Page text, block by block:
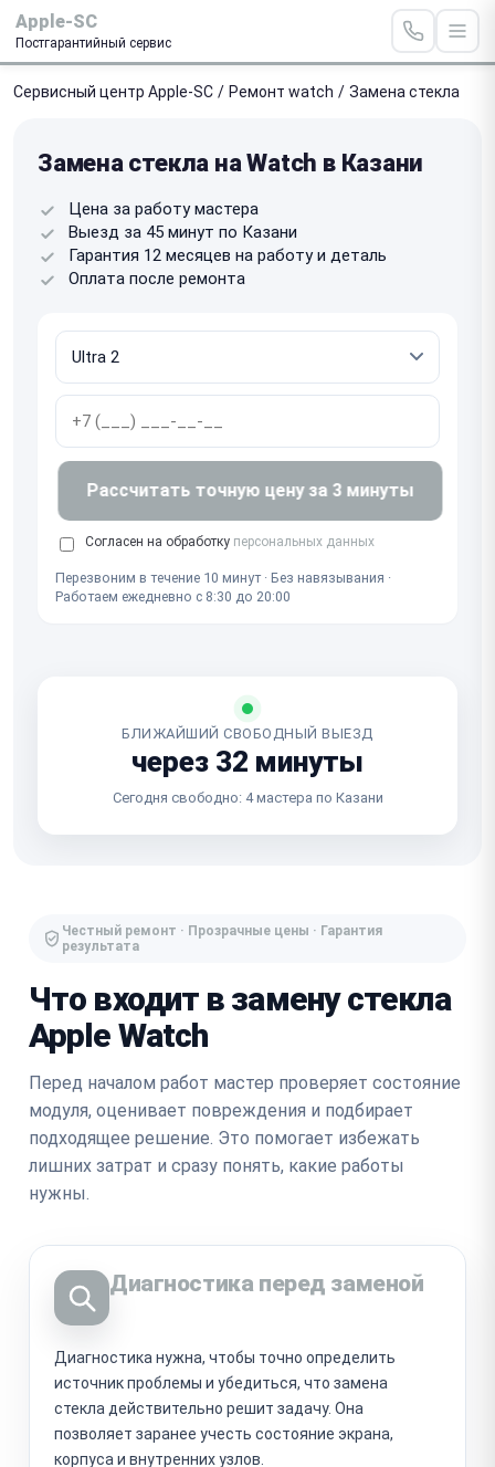
Apple-SC
Постгарантийный сервис
Сервисный центр Apple-SC / Ремонт watch / Замена стекла
Замена стекла на Watch в Казани
Цена за работу мастера
Выезд за 45 минут по Казани
Гарантия 12 месяцев на работу и деталь
Оплата после ремонта
Рассчитать точную цену за 3 минуты
Согласен на обработку персональных данных
Перезвоним в течение 10 минут · Без навязывания ·
Работаем ежедневно с 8:30 до 20:00
БЛИЖАЙШИЙ СВОБОДНЫЙ ВЫЕЗД
через 32 минуты
Сегодня свободно: 4 мастера по Казани
Честный ремонт · Прозрачные цены · Гарантия
результата
Что входит в замену стекла
Apple Watch
Перед началом работ мастер проверяет состояние
модуля, оценивает повреждения и подбирает
подходящее решение. Это помогает избежать
лишних затрат и сразу понять, какие работы
нужны.
Диагностика перед заменой
Диагностика нужна, чтобы точно определить
источник проблемы и убедиться, что замена
стекла действительно решит задачу. Она
позволяет заранее учесть состояние экрана,
корпуса и внутренних узлов.